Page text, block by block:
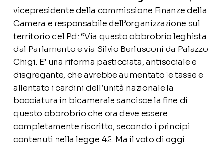
vicepresidente della commissione Finanze della
Camera e responsabile dell’organizzazione sul
territorio del Pd: “Via questo obbrobrio leghista
dal Parlamento e via Silvio Berlusconi da Palazzo
Chigi. E’ una riforma pasticciata, antisociale e
disgregante, che avrebbe aumentato le tasse e
allentato i cardini dell’unità nazionale la
bocciatura in bicamerale sancisce la fine di
questo obbrobrio che ora deve essere
completamente riscritto, secondo i principi
contenuti nella legge 42. Ma il voto di oggi